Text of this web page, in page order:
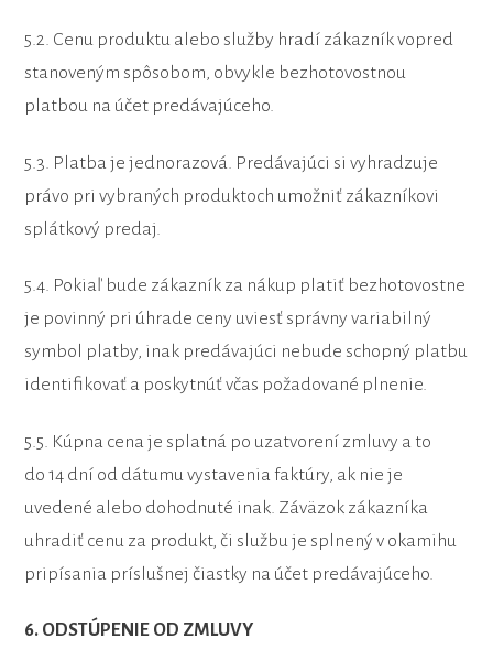
5.2. Cenu produktu alebo služby hradí zákazník vopred
stanoveným spôsobom, obvykle bezhotovostnou
platbou na účet predávajúceho.
5.3. Platba je jednorazová. Predávajúci si vyhradzuje
právo pri vybraných produktoch umožniť zákazníkovi
splátkový predaj.
5.4. Pokiaľ bude zákazník za nákup platiť bezhotovostne
je povinný pri úhrade ceny uviesť správny variabilný
symbol platby, inak predávajúci nebude schopný platbu
identifikovať a poskytnúť včas požadované plnenie.
5.5. Kúpna cena je splatná po uzatvorení zmluvy a to
do 14 dní od dátumu vystavenia faktúry, ak nie je
uvedené alebo dohodnuté inak. Záväzok zákazníka
uhradiť cenu za produkt, či službu je splnený v okamihu
pripísania príslušnej čiastky na účet predávajúceho.
6. ODSTÚPENIE OD ZMLUVY